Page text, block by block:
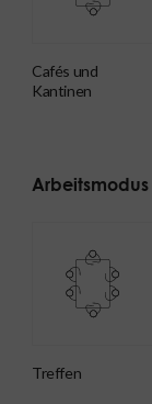
Cafés und
Kantinen
Arbeitsmodus
Treffen